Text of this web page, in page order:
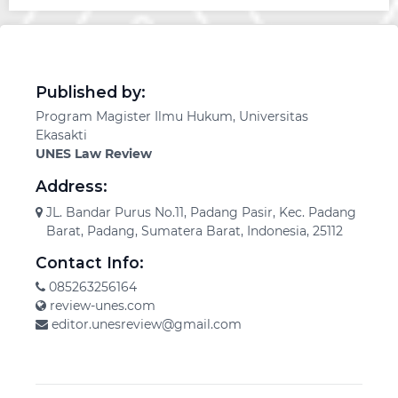
Published by:
Program Magister Ilmu Hukum, Universitas
Ekasakti
UNES Law Review
Address:
JL. Bandar Purus No.11, Padang Pasir, Kec. Padang
Barat, Padang, Sumatera Barat, Indonesia, 25112
Contact Info:
085263256164
review-unes.com
editor.unesreview@gmail.com